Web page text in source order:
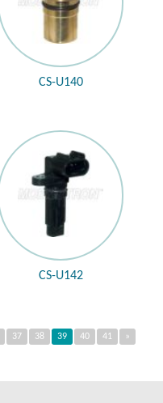
CS-U140
CS-U142
37 38 39 40 41 »